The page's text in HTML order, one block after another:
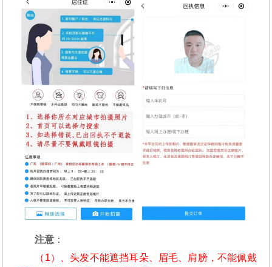
注意 ：
（1）、头发不能遮挡耳朵、眉毛、肩膀，不能佩戴